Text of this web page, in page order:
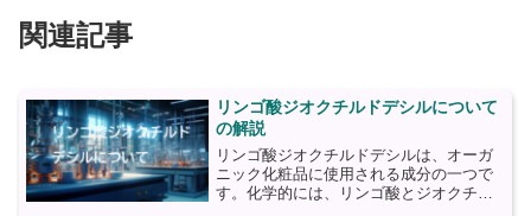
関連記事
リンゴ酸ジオクチルドデシルについて
の解説
リンゴ酸ジオクチルドデシルは、オーガ
ニック化粧品に使用される成分の一つで
す。化学的には、リンゴ酸とジオクチル